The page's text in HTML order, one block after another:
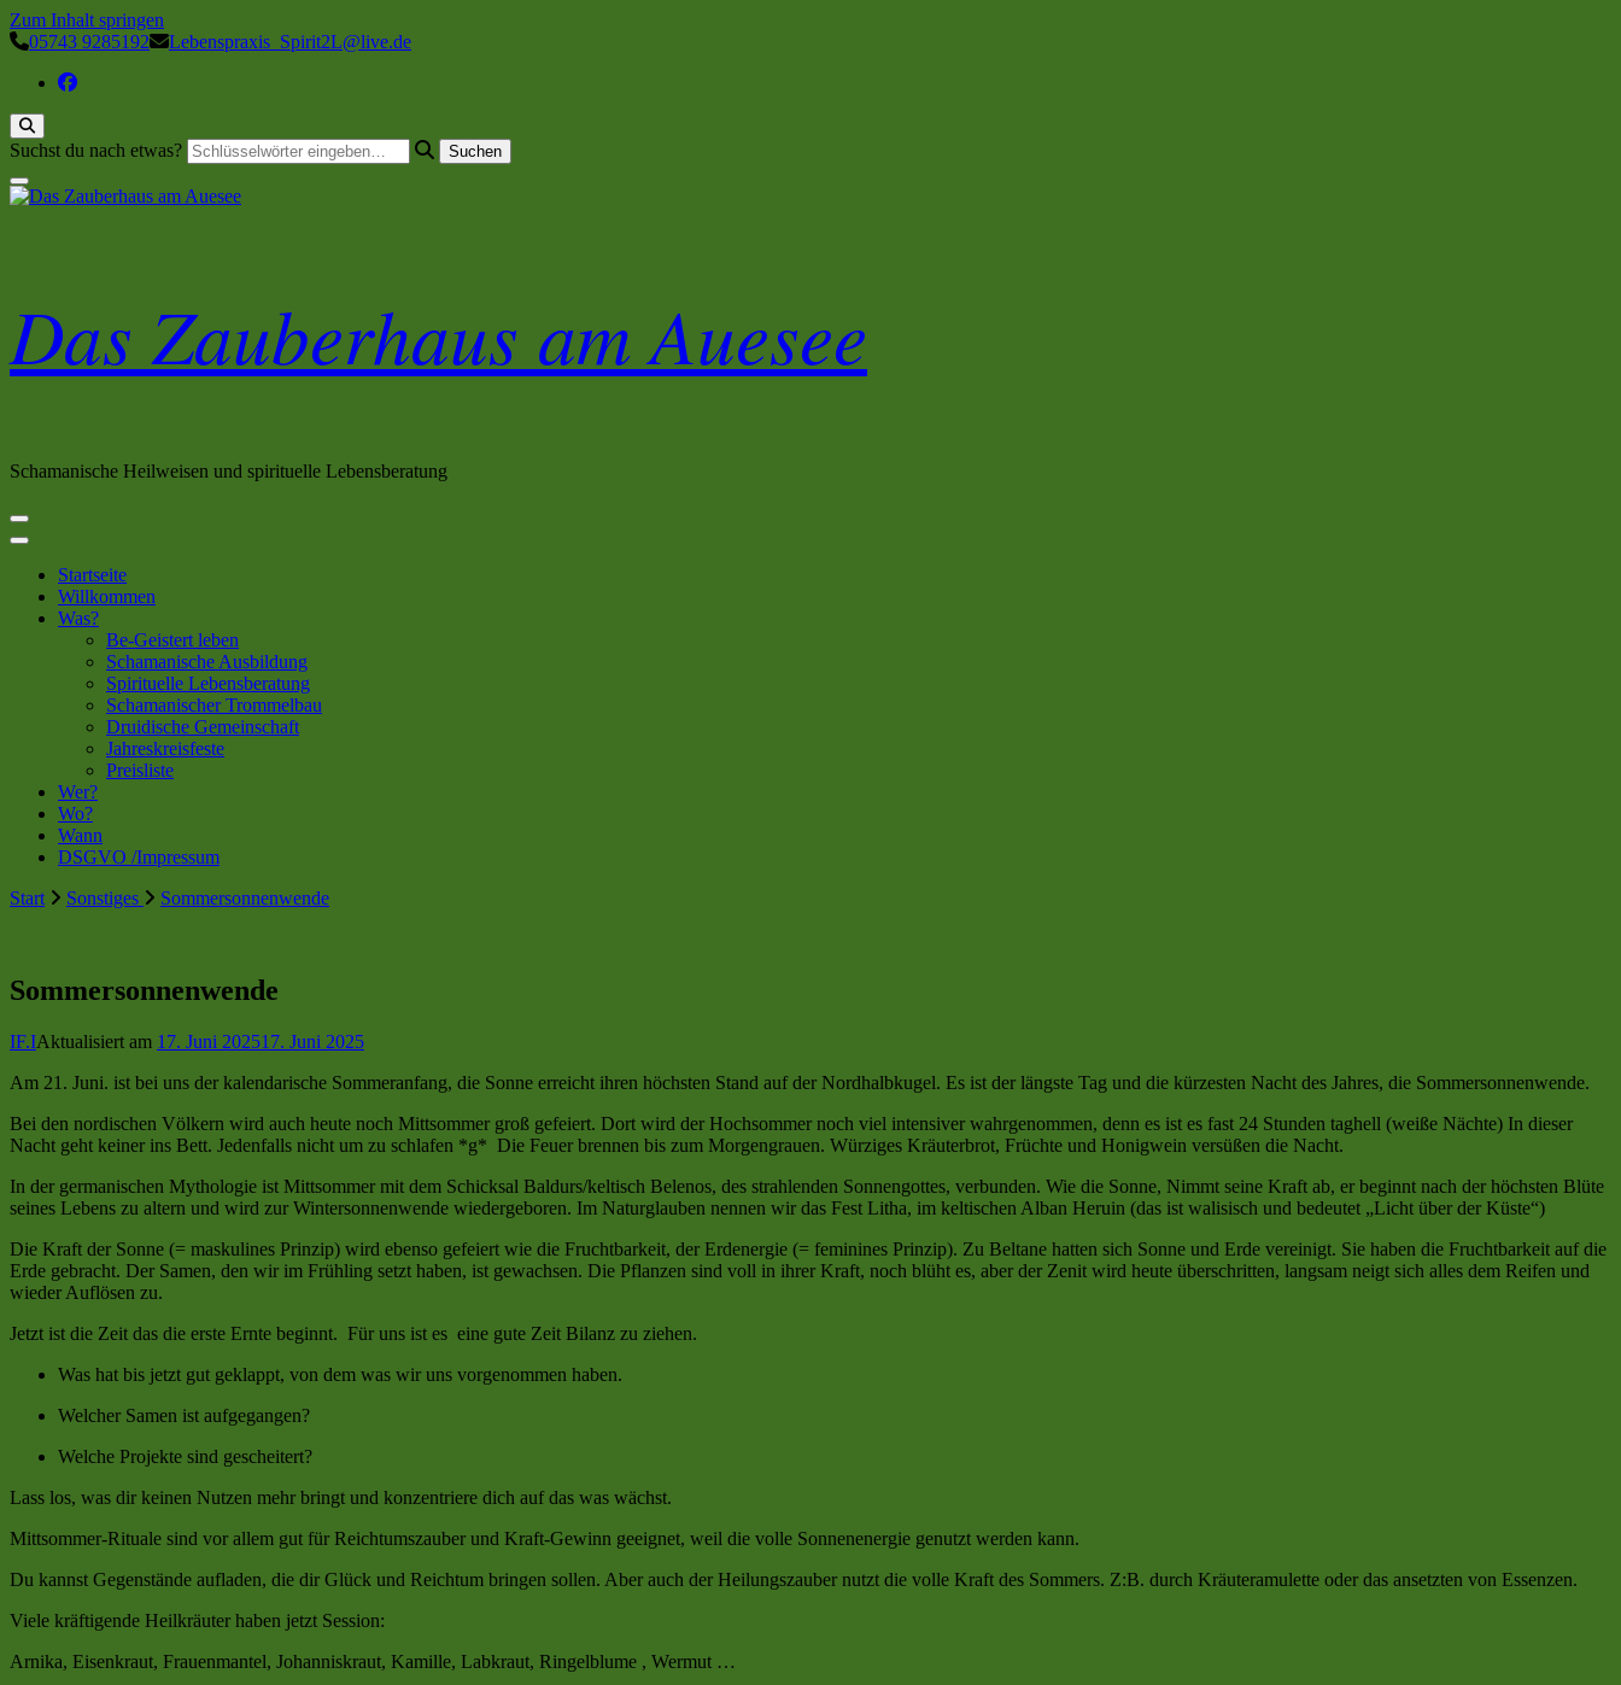
Zum Inhalt springen
05743 9285192
Lebenspraxis_Spirit2L@live.de
Suchst du nach etwas?
Das Zauberhaus am Auesee
Schamanische Heilweisen und spirituelle Lebensberatung
Startseite
Willkommen
Was?
Be-Geistert leben
Schamanische Ausbildung
Spirituelle Lebensberatung
Schamanischer Trommelbau
Druidische Gemeinschaft
Jahreskreisfeste
Preisliste
Wer?
Wo?
Wann
DSGVO /Impressum
Start
Sonstiges Sommersonnenwende
Sommersonnenwende
IF.IAktualisiert am 17. Juni 202517. Juni 2025
Am 21. Juni. ist bei uns der kalendarische Sommeranfang, die Sonne erreicht ihren höchsten Stand auf der Nordhalbkugel. Es ist der längste Tag und die kürzesten Nacht des Jahres, die Sommersonnenwende.
Bei den nordischen Völkern wird auch heute noch Mittsommer groß gefeiert. Dort wird der Hochsommer noch viel intensiver wahrgenommen, denn es ist es fast 24 Stunden taghell (weiße Nächte) In dieser
Nacht geht keiner ins Bett. Jedenfalls nicht um zu schlafen *g* Die Feuer brennen bis zum Morgengrauen. Würziges Kräuterbrot, Früchte und Honigwein versüßen die Nacht.
In der germanischen Mythologie ist Mittsommer mit dem Schicksal Baldurs/keltisch Belenos, des strahlenden Sonnengottes, verbunden. Wie die Sonne, Nimmt seine Kraft ab, er beginnt nach der höchsten Blüte
seines Lebens zu altern und wird zur Wintersonnenwende wiedergeboren. Im Naturglauben nennen wir das Fest Litha, im keltischen Alban Heruin (das ist walisisch und bedeutet „Licht über der Küste“)
Die Kraft der Sonne (= maskulines Prinzip) wird ebenso gefeiert wie die Fruchtbarkeit, der Erdenergie (= feminines Prinzip). Zu Beltane hatten sich Sonne und Erde vereinigt. Sie haben die Fruchtbarkeit auf die
Erde gebracht. Der Samen, den wir im Frühling setzt haben, ist gewachsen. Die Pflanzen sind voll in ihrer Kraft, noch blüht es, aber der Zenit wird heute überschritten, langsam neigt sich alles dem Reifen und
wieder Auflösen zu.
Jetzt ist die Zeit das die erste Ernte beginnt. Für uns ist es eine gute Zeit Bilanz zu ziehen.
Was hat bis jetzt gut geklappt, von dem was wir uns vorgenommen haben.
Welcher Samen ist aufgegangen?
Welche Projekte sind gescheitert?
Lass los, was dir keinen Nutzen mehr bringt und konzentriere dich auf das was wächst.
Mittsommer-Rituale sind vor allem gut für Reichtumszauber und Kraft-Gewinn geeignet, weil die volle Sonnenenergie genutzt werden kann.
Du kannst Gegenstände aufladen, die dir Glück und Reichtum bringen sollen. Aber auch der Heilungszauber nutzt die volle Kraft des Sommers. Z:B. durch Kräuteramulette oder das ansetzten von Essenzen.
Viele kräftigende Heilkräuter haben jetzt Session:
Arnika, Eisenkraut, Frauenmantel, Johanniskraut, Kamille, Labkraut, Ringelblume , Wermut …